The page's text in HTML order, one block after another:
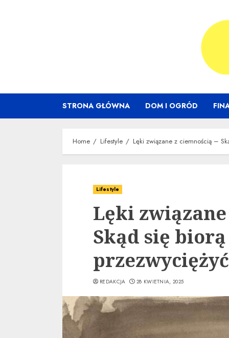
STRONA GŁÓWNA DOM I OGRÓD
Home Lifestyle Lęki związane z ciemnością –
Lifestyle
Lęki
Skąd się
REDAKCJA 28 KWIETNIA, 2025